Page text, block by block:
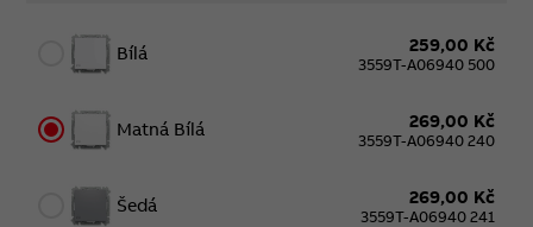
Bílá 259,00 Kč
3559T-A06940 500
Matná Bílá 269,00 Kč
3559T-A06940 240
Šedá 269,00 Kč
3559T-A06940 241